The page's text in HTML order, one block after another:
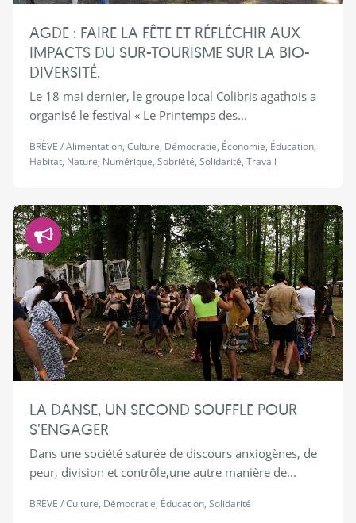
AGDE : FAIRE LA FÊTE ET RÉFLÉCHIR AUX
IMPACTS DU SUR-TOURISME SUR LA BIO-
DIVERSITÉ.
Le 18 mai dernier, le groupe local Colibris agathois a
organisé le festival « Le Printemps des...
BRÈVE /Alimentation, Culture, Démocratie, Économie, Éducation,
Habitat, Nature, Numérique, Sobriété, Solidarité, Travail
Démocratie
LA DANSE, UN SECOND SOUFFLE POUR
S’ENGAGER
Dans une société saturée de discours anxiogènes, de
peur, division et contrôle,une autre manière de...
BRÈVE /Culture, Démocratie, Éducation, Solidarité